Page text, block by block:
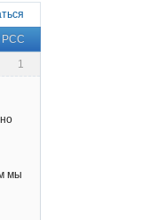
РСС
1
мы